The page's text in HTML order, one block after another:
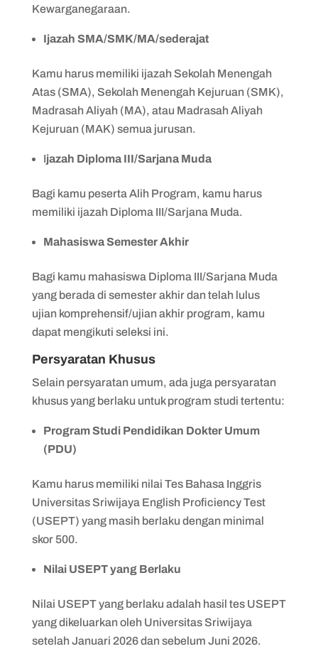
Kewarganegaraan.
Ijazah SMA/SMK/MA/sederajat
Kamu harus memiliki ijazah Sekolah Menengah
Atas (SMA), Sekolah Menengah Kejuruan (SMK),
Madrasah Aliyah (MA), atau Madrasah Aliyah
Kejuruan (MAK) semua jurusan.
Ijazah Diploma III/Sarjana Muda
Bagi kamu peserta Alih Program, kamu harus
memiliki ijazah Diploma III/Sarjana Muda.
Mahasiswa Semester Akhir
Bagi kamu mahasiswa Diploma III/Sarjana Muda
yang berada di semester akhir dan telah lulus
ujian komprehensif/ujian akhir program, kamu
dapat mengikuti seleksi ini.
Persyaratan Khusus
Selain persyaratan umum, ada juga persyaratan
khusus yang berlaku untuk program studi tertentu:
Program Studi Pendidikan Dokter Umum
(PDU)
Kamu harus memiliki nilai Tes Bahasa Inggris
Universitas Sriwijaya English Proficiency Test
(USEPT) yang masih berlaku dengan minimal
skor 500.
Nilai USEPT yang Berlaku
Nilai USEPT yang berlaku adalah hasil tes USEPT
yang dikeluarkan oleh Universitas Sriwijaya
setelah Januari 2026 dan sebelum Juni 2026.